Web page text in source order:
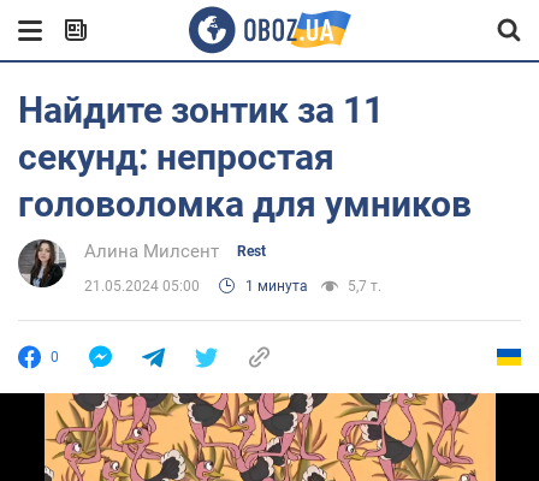
Найдите зонтик за 11
секунд: непростая
головоломка для умников
Алина Милсент Rest
21.05.2024 05:00 1 минута 5,7 т.
0